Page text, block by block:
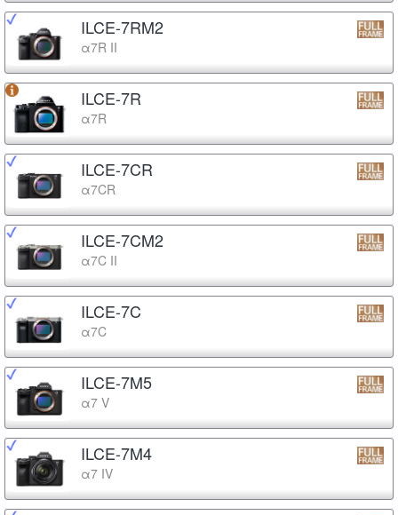
ILCE-7RM2
α7R II
ILCE-7R
α7R
ILCE-7CR
α7CR
ILCE-7CM2
α7C II
ILCE-7C
α7C
ILCE-7M5
α7 V
ILCE-7M4
α7 IV